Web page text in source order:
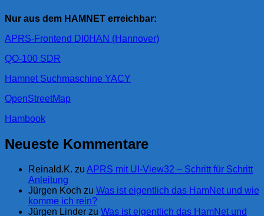
Nur aus dem HAMNET erreichbar:
APRS-Frontend DI0HAN (Hannover)
QO-100 SDR
Hamnet Suchmaschine YACY
OpenStreetMap
Hambook
Neueste Kommentare
Reinald.K. zu APRS mit UI-View32 – Schritt für Schritt
Anleitung
Jürgen Koch zu Was ist eigentlich das HamNet und wie
komme ich rein?
Jürgen Linder zu Was ist eigentlich das HamNet und